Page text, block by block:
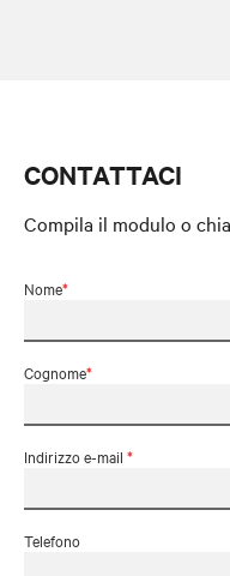
CONTATTACI
Compila il modulo o
Nome*
Cognome*
Indirizzo e-mail *
Telefono